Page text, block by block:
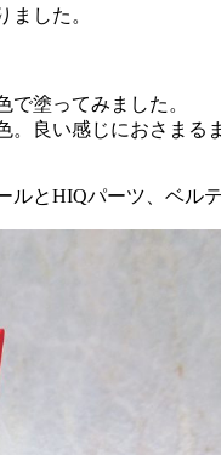
した。
塗ってみました。
良い感じにおさま
とHIQパーツ、ベル